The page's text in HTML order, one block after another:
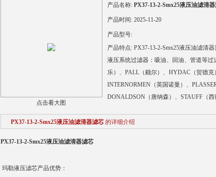
点击看大图
产品名称: PX37-13-2-Smx25液压油滤清
产品时间: 2025-11-20
产品型号:
产品特点: PX37-13-2-Smx25液压油滤清
液压系统过滤器：吸油、回油、管道等
乐）、PALL（颇尔）、HYDAC（贺德克
INTERNORMEN（英国诺曼）、
DONALDSON（唐纳森）、STAUFF（
PX37-13-2-Smx25液压油滤清器滤芯 的详细介绍
PX37-13-2-Smx25液压油滤清器滤芯
玛勒液压滤芯产品优势：